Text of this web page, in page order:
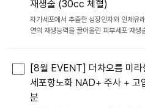
재생술 (30cc 체혈)
자가세포에서 추출한 성장인자와 인체유
연의 재생능력을 끌어올린 피부세포 재생
[8월 EVENT] 더차오름 미라
세포항노화 NAD+ 주사 + 고
분